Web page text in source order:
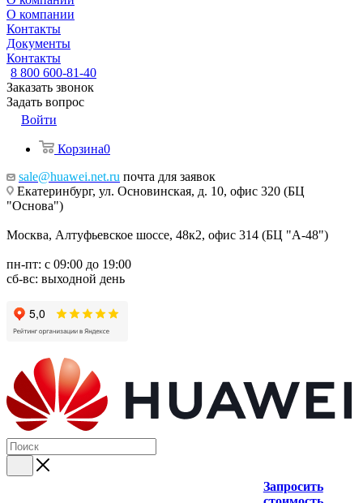
О компании
Контакты
Документы
Контакты
8 800 600-81-40
Заказать звонок
Задать вопрос
Войти
Корзина0
sale@huawei.net.ru почта для заявок
Екатеринбург, ул. Основинская, д. 10, офис 320 (БЦ
"Основа")
Москва, Алтуфьевское шоссе, 48к2, офис 314 (БЦ "А-48")
пн-пт: с 09:00 до 19:00
сб-вс: выходной день
Запросить